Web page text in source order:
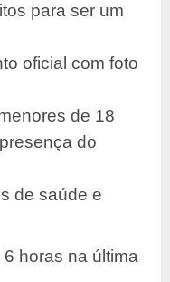
para ser um
oficial com foto
de 18
do
de saúde e
horas na última